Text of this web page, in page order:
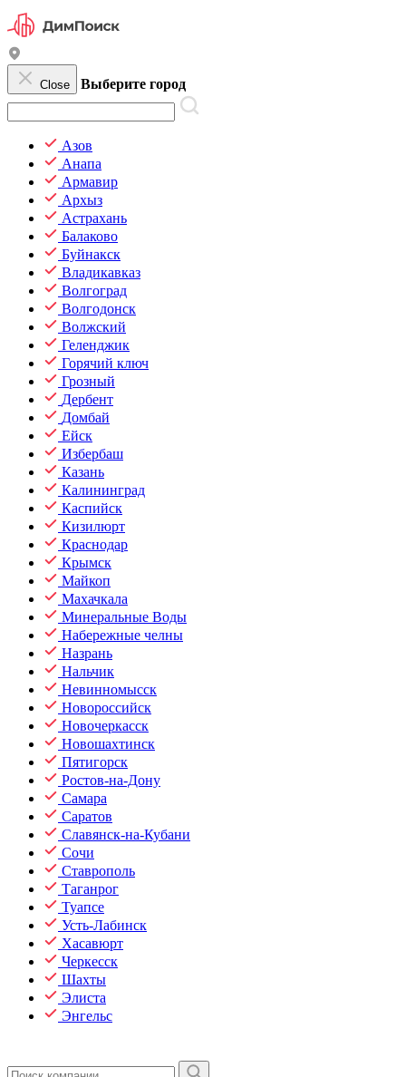
Close Выберите город
Азов
Анапа
Армавир
Архыз
Астрахань
Балаково
Буйнакск
Владикавказ
Волгоград
Волгодонск
Волжский
Геленджик
Горячий ключ
Грозный
Дербент
Домбай
Ейск
Избербаш
Казань
Калининград
Каспийск
Кизилюрт
Краснодар
Крымск
Майкоп
Махачкала
Минеральные Воды
Набережные челны
Назрань
Нальчик
Невинномысск
Новороссийск
Новочеркасск
Новошахтинск
Пятигорск
Ростов-на-Дону
Самара
Саратов
Славянск-на-Кубани
Сочи
Ставрополь
Таганрог
Туапсе
Усть-Лабинск
Хасавюрт
Черкесск
Шахты
Элиста
Энгельс